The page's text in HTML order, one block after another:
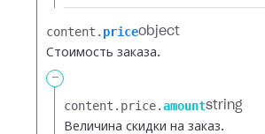
content.​ priceobject
Стоимость заказа.
-
content.​ price.​amountstring
Величина скидки на заказ.